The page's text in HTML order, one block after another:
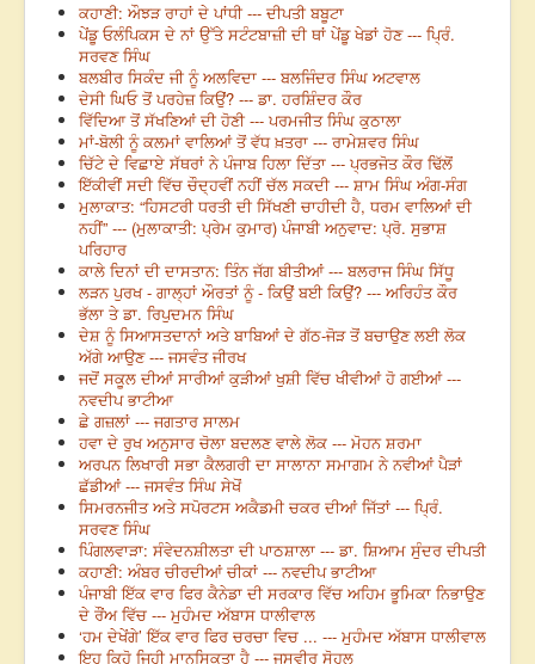
ਕਹਾਣੀ: ਔਝੜ ਰਾਹਾਂ ਦੇ ਪਾਂਧੀ --- ਦੀਪਤੀ ਬਬੂਟਾ
ਪੇਂਡੂ ਓਲੰਪਿਕਸ ਦੇ ਨਾਂ ਉੱਤੇ ਸਟੰਟਬਾਜ਼ੀ ਦੀ ਥਾਂ ਪੇਂਡੂ ਖੇਡਾਂ ਹੋਣ --- ਪ੍ਰਿੰ.
ਸਰਵਣ ਸਿੰਘ
ਬਲਬੀਰ ਸਿਕੰਦ ਜੀ ਨੂੰ ਅਲਵਿਦਾ --- ਬਲਜਿੰਦਰ ਸਿੰਘ ਅਟਵਾਲ
ਦੇਸੀ ਘਿਓ ਤੋਂ ਪਰਹੇਜ਼ ਕਿਉਂ? --- ਡਾ. ਹਰਸ਼ਿੰਦਰ ਕੌਰ
ਵਿੱਦਿਆ ਤੋਂ ਸੱਖਣਿਆਂ ਦੀ ਹੋਣੀ --- ਪਰਮਜੀਤ ਸਿੰਘ ਕੁਠਾਲਾ
ਮਾਂ-ਬੋਲੀ ਨੂੰ ਕਲਮਾਂ ਵਾਲਿਆਂ ਤੋਂ ਵੱਧ ਖ਼ਤਰਾ --- ਰਾਮੇਸ਼ਵਰ ਸਿੰਘ
ਚਿੱਟੇ ਦੇ ਵਿਛਾਏ ਸੱਥਰਾਂ ਨੇ ਪੰਜਾਬ ਹਿਲਾ ਦਿੱਤਾ --- ਪ੍ਰਭਜੋਤ ਕੌਰ ਢਿੱਲੋਂ
ਇੱਕੀਵੀਂ ਸਦੀ ਵਿੱਚ ਚੌਦ੍ਹਵੀਂ ਨਹੀਂ ਚੱਲ ਸਕਦੀ --- ਸ਼ਾਮ ਸਿੰਘ ਅੰਗ-ਸੰਗ
ਮੁਲਾਕਾਤ: “ਹਿਸਟਰੀ ਧਰਤੀ ਦੀ ਸਿੱਖਣੀ ਚਾਹੀਦੀ ਹੈ, ਧਰਮ ਵਾਲਿਆਂ ਦੀ
ਨਹੀਂ” --- (ਮੁਲਾਕਾਤੀ: ਪ੍ਰੇਮ ਕੁਮਾਰ) ਪੰਜਾਬੀ ਅਨੁਵਾਦ: ਪ੍ਰੋ. ਸੁਭਾਸ਼
ਪਰਿਹਾਰ
ਕਾਲੇ ਦਿਨਾਂ ਦੀ ਦਾਸਤਾਨ: ਤਿੰਨ ਜੱਗ ਬੀਤੀਆਂ --- ਬਲਰਾਜ ਸਿੰਘ ਸਿੱਧੂ
ਲੜਨ ਪੁਰਖ - ਗਾਲ੍ਹਾਂ ਔਰਤਾਂ ਨੂੰ - ਕਿਉਂ ਬਈ ਕਿਉਂ? --- ਅਰਿਹੰਤ ਕੌਰ
ਭੱਲਾ ਤੇ ਡਾ. ਰਿਪੁਦਮਨ ਸਿੰਘ
ਦੇਸ਼ ਨੂੰ ਸਿਆਸਤਦਾਨਾਂ ਅਤੇ ਬਾਬਿਆਂ ਦੇ ਗੱਠ-ਜੋੜ ਤੋਂ ਬਚਾਉਣ ਲਈ ਲੋਕ
ਅੱਗੇ ਆਉਣ --- ਜਸਵੰਤ ਜੀਰਖ
ਜਦੋਂ ਸਕੂਲ ਦੀਆਂ ਸਾਰੀਆਂ ਕੁੜੀਆਂ ਖੁਸ਼ੀ ਵਿੱਚ ਖੀਵੀਆਂ ਹੋ ਗਈਆਂ ---
ਨਵਦੀਪ ਭਾਟੀਆ
ਛੇ ਗਜ਼ਲਾਂ --- ਜਗਤਾਰ ਸਾਲਮ
ਹਵਾ ਦੇ ਰੁਖ ਅਨੁਸਾਰ ਚੋਲਾ ਬਦਲਣ ਵਾਲੇ ਲੋਕ --- ਮੋਹਨ ਸ਼ਰਮਾ
ਅਰਪਨ ਲਿਖਾਰੀ ਸਭਾ ਕੈਲਗਰੀ ਦਾ ਸਾਲਾਨਾ ਸਮਾਗਮ ਨੇ ਨਵੀਆਂ ਪੈੜਾਂ
ਛੱਡੀਆਂ --- ਜਸਵੰਤ ਸਿੰਘ ਸੇਖੋਂ
ਸਿਮਰਨਜੀਤ ਅਤੇ ਸਪੋਰਟਸ ਅਕੈਡਮੀ ਚਕਰ ਦੀਆਂ ਜਿੱਤਾਂ --- ਪ੍ਰਿੰ.
ਸਰਵਣ ਸਿੰਘ
ਪਿੰਗਲਵਾੜਾ: ਸੰਵੇਦਨਸ਼ੀਲਤਾ ਦੀ ਪਾਠਸ਼ਾਲਾ --- ਡਾ. ਸ਼ਿਆਮ ਸੁੰਦਰ ਦੀਪਤੀ
ਕਹਾਣੀ: ਅੰਬਰ ਚੀਰਦੀਆਂ ਚੀਕਾਂ --- ਨਵਦੀਪ ਭਾਟੀਆ
ਪੰਜਾਬੀ ਇੱਕ ਵਾਰ ਫਿਰ ਕੈਨੇਡਾ ਦੀ ਸਰਕਾਰ ਵਿੱਚ ਅਹਿਮ ਭੂਮਿਕਾ ਨਿਭਾਉਣ
ਦੇ ਰੌਂਅ ਵਿੱਚ --- ਮੁਹੰਮਦ ਅੱਬਾਸ ਧਾਲੀਵਾਲ
‘ਹਮ ਦੇਖੇਂਗੇ’ ਇੱਕ ਵਾਰ ਫਿਰ ਚਰਚਾ ਵਿਚ ... --- ਮੁਹੰਮਦ ਅੱਬਾਸ ਧਾਲੀਵਾਲ
ਇਹ ਕਿਹੋ ਜਿਹੀ ਮਾਨਸਿਕਤਾ ਹੈ --- ਜਸਵੀਰ ਸੋਹਲ